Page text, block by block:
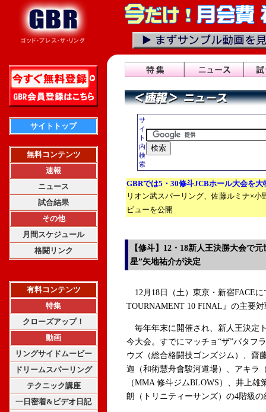
サイトトップ
無料コンテンツ
速報
ニュース
試合結果
その他
月間スケジュール
格闘リンク
有料コンテンツ
特集
クローズアップ！
動画
リングサイドムービー
ドリームスパーリング
テクニック講座
一日密着&ビデオ日記
サ
イ
ト
内
検
索
GBRでは5・30修斗JCBホール大会を大
リオン武スパーリング、佐藤ルミナ×
ビューを公開
【修斗】12・18新人王決勝大会で
星”矢地祐介が決定
12月18日（土）東京・新宿FACE
TOURNAMENT 10 FINAL』の主要
毎年年末に開催され、新人王決定
今大会。すでにマッチョ“ザ”バタフ
ウズ（総合格闘技ゴンズジム）、齋
迦（和術慧舟會駿河道場）、アキラ
（MMA 修斗ジムBLOWS）、井上雄
朗（トリニティーサンズ）の4階級